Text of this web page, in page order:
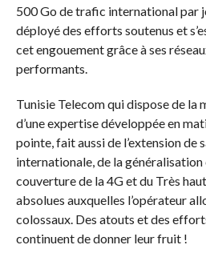
500 Go de trafic international par
déployé des efforts soutenus et
cet engouement grâce à ses
performants.
Tunisie Telecom qui dispose de
d’une expertise développée en
pointe, fait aussi de l’extension de
internationale, de la généralisation
couverture de la 4G et du Très
absolues auxquelles l’opérateur
colossaux. Des atouts et des
continuent de donner leur fruit !